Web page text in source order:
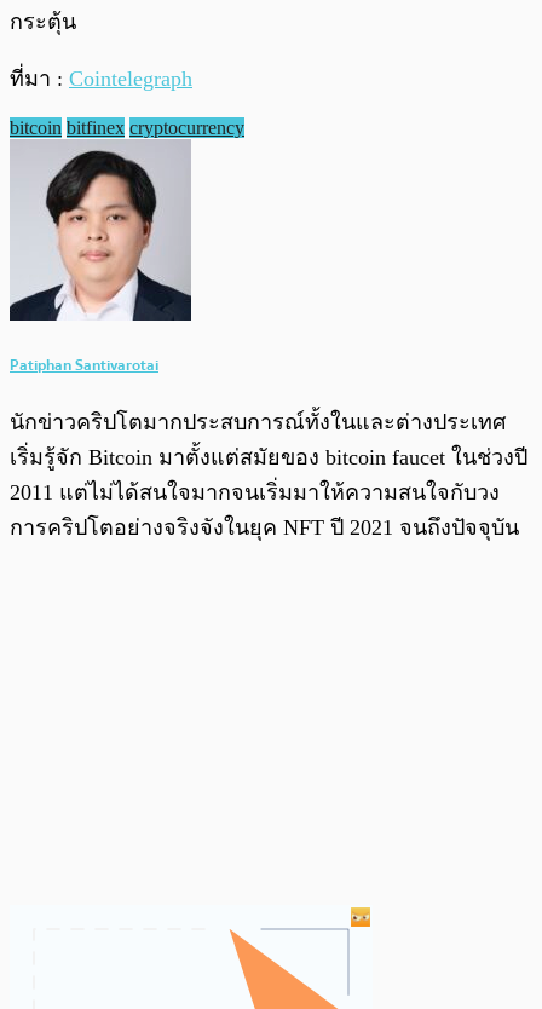
กระตุ้น
ที่มา : Cointelegraph
bitcoin bitfinex cryptocurrency
Patiphan Santivarotai
นักข่าวคริปโตมากประสบการณ์ทั้งในและต่างประเทศ
เริ่มรู้จัก Bitcoin มาตั้งแต่สมัยของ bitcoin faucet ในช่วงปี
2011 แต่ไม่ได้สนใจมากจนเริ่มมาให้ความสนใจกับวง
การคริปโตอย่างจริงจังในยุค NFT ปี 2021 จนถึงปัจจุบัน